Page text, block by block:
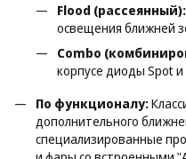
Flood (рассеянный):
освещения ближней
Combo
корпусе диоды Spot и
По функционалу:
дополнительного
специализированные